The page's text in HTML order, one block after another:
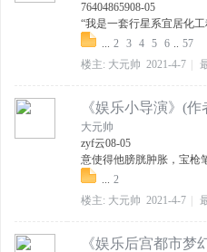
76404865908-05
“我是一套行星系宜居化
... 2 3 4 5 6 .. 57
楼主: 大元帅 2021-4-7
《娱乐小导演》(
大元帅
zyf云08-05
意使得他膀胱肿胀，宝枪
... 2
楼主: 大元帅 2021-4-7
《娱乐后宫都市